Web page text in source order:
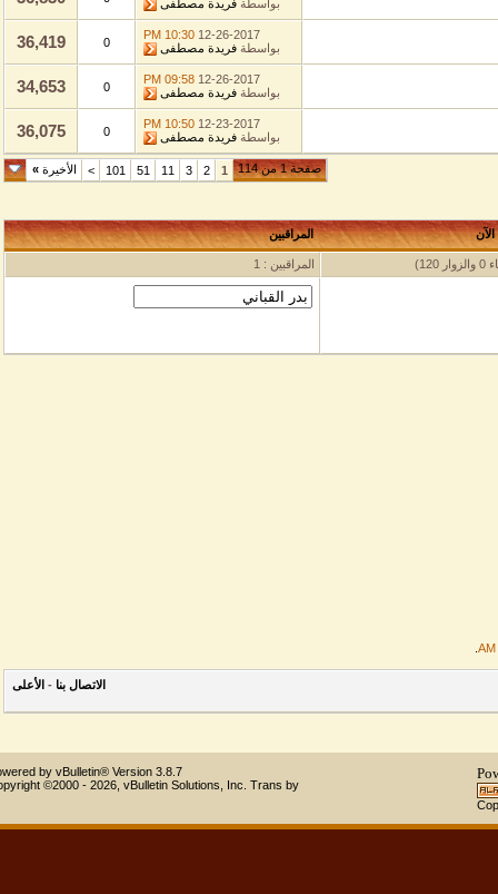
بواسطةفريدة مصطفى
12-26-2017
10:30 PM
بواسطةفريدة مصطفى 36,419
12-26-2017
09:58 PM
بواسطةفريدة مصطفى 34,653
12-23-2017
10:50 PM
بواسطةفريدة مصطفى 36,075
صفحة 1 من 114 1
2
11
51
101
> الأخيرة»
المراقبين
المراقبين : 1
الاتصال بنا- الأعلى
Powered by vBulletin® Version 3.8.7
Copyright ©2000 - 2026, vBulletin Solutions, Inc.Trans by